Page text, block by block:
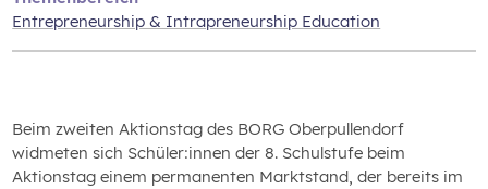
Entrepreneurship & Intrapreneurship Education
Beim zweiten Aktionstag des BORG Oberpullendorf
widmeten sich Schüler:innen der 8. Schulstufe beim
Aktionstag einem permanenten Marktstand, der bereits im